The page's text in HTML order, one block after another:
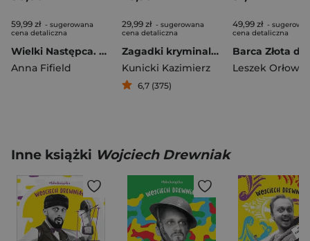
59,99 zł - sugerowana
cena detaliczna
Wielki Następca. Niebiańskie przeznaczenie błyskotliwego towarzysza Kim Dzong Una
Anna Fifield
29,99 zł - sugerowana
cena detaliczna
Zagadki kryminalne PRL
Kunicki Kazimierz
6,7 (375)
49,99 zł -
cena detaliczna
Barca Złota
Leszek
Inne książki Wojciech Drewniak